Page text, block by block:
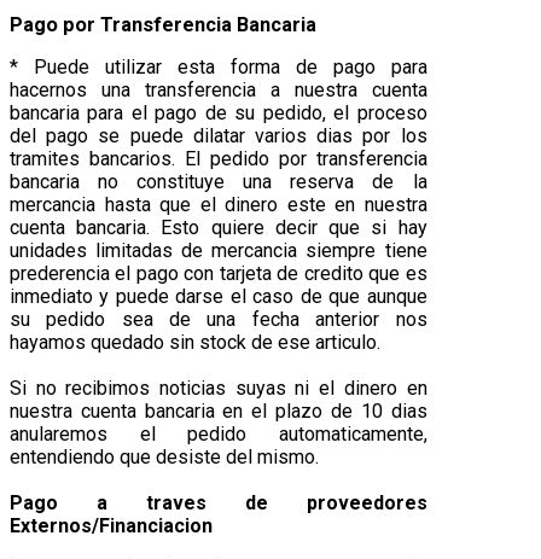
Pago por Transferencia Bancaria
* Puede utilizar esta forma de pago para
hacernos una transferencia a nuestra cuenta
bancaria para el pago de su pedido, el proceso
del pago se puede dilatar varios dias por los
tramites bancarios. El pedido por transferencia
bancaria no constituye una reserva de la
mercancia hasta que el dinero este en nuestra
cuenta bancaria. Esto quiere decir que si hay
unidades limitadas de mercancia siempre tiene
prederencia el pago con tarjeta de credito que es
inmediato y puede darse el caso de que aunque
su pedido sea de una fecha anterior nos
hayamos quedado sin stock de ese articulo.
Si no recibimos noticias suyas ni el dinero en
nuestra cuenta bancaria en el plazo de 10 dias
anularemos el pedido automaticamente,
entendiendo que desiste del mismo.
Pago a traves de proveedores
Externos/Financiacion